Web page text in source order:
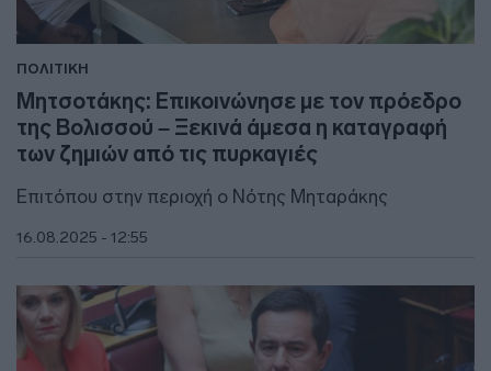
ΠΟΛΙΤΙΚΗ
Μητσοτάκης: Επικοινώνησε με τον πρόεδρο
της Βολισσού – Ξεκινά άμεσα η καταγραφή
των ζημιών από τις πυρκαγιές
Επιτόπου στην περιοχή ο Νότης Μηταράκης
16.08.2025 - 12:55